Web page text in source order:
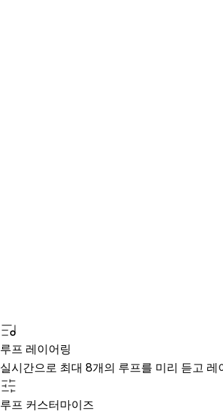
루프 레이어링
실시간으로 최대 8개의 루프를 미리 듣고
루프 커스터마이즈